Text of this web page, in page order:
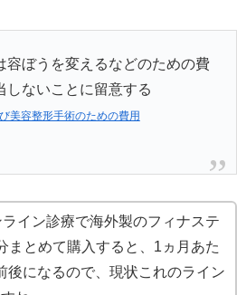
容ぼうを変えるなどのための費
しないことに留意する
美容整形手術のための費用
イン診療で海外製のフィナステ
まとめて購入すると、1ヵ月あた
後になるので、現状これのライン